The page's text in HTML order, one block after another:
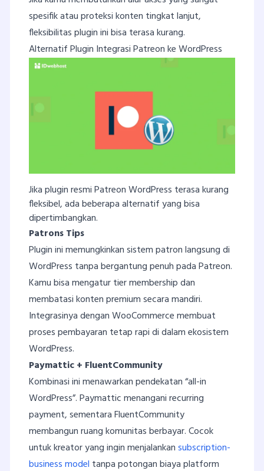
spesifik atau proteksi konten tingkat lanjut,
fleksibilitas plugin ini bisa terasa kurang.
Alternatif Plugin Integrasi Patreon ke WordPress
Jika plugin resmi Patreon WordPress terasa kurang
fleksibel, ada beberapa alternatif yang bisa
dipertimbangkan.
Patrons Tips
Plugin ini memungkinkan sistem patron langsung di
WordPress tanpa bergantung penuh pada Patreon.
Kamu bisa mengatur tier membership dan
membatasi konten premium secara mandiri.
Integrasinya dengan WooCommerce membuat
proses pembayaran tetap rapi di dalam ekosistem
WordPress.
Paymattic + FluentCommunity
Kombinasi ini menawarkan pendekatan “all-in
WordPress”. Paymattic menangani recurring
payment, sementara FluentCommunity
membangun ruang komunitas berbayar. Cocok
untuk kreator yang ingin menjalankansubscription-
business model tanpa potongan biaya platform